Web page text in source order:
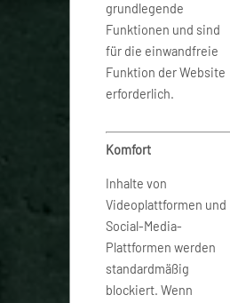
grundlegende
Funktionen und sind
für die einwandfreie
Funktion der Website
erforderlich.
Komfort
Inhalte von
Videoplattformen und
Social-Media-
Plattformen werden
standardmäßig
blockiert. Wenn